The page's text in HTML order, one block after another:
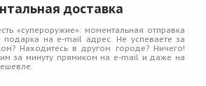
доставка
«супероружие»: моментальная отправка
подарка на e-mail адрес. Не успеваете за
Находитесь в другом городе? Ничего!
за минуту прямиком на e-mail и даже на